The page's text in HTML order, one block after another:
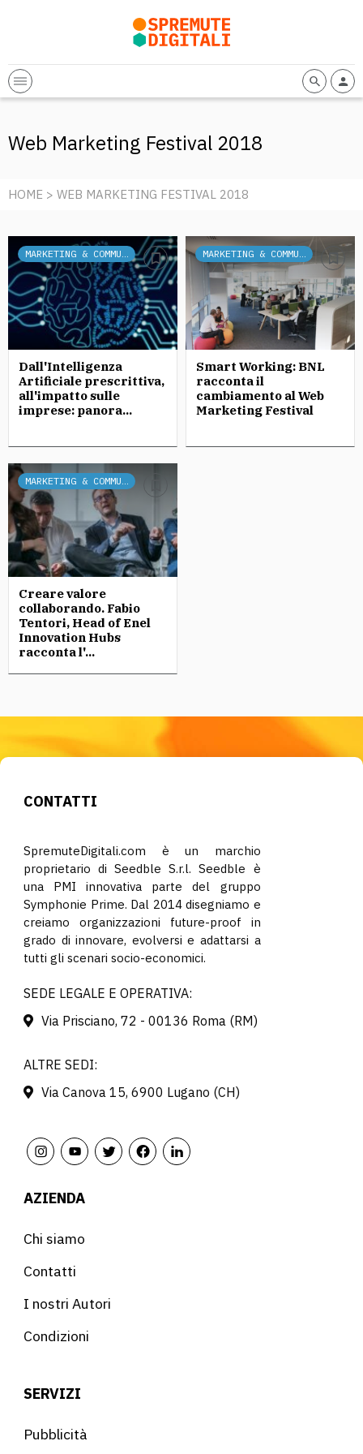
Web Marketing Festival 2018
HOME > WEB MARKETING FESTIVAL 2018
MARKETING & COMMUNICATION
Dall'Intelligenza
Artificiale prescrittiva,
all'impatto sulle
imprese: panora...
MARKETING & COMMUNICATION
Smart Working: BNL
racconta il
cambiamento al Web
Marketing Festival
MARKETING & COMMUNICATION
Creare valore
collaborando. Fabio
Tentori, Head of Enel
Innovation Hubs
racconta l'...
CONTATTI
SpremuteDigitali.com è un marchio
proprietario di Seedble S.r.l. Seedble è
una PMI innovativa parte del gruppo
Symphonie Prime. Dal 2014 disegniamo e
creiamo organizzazioni future-proof in
grado di innovare, evolversi e adattarsi a
tutti gli scenari socio-economici.
SEDE LEGALE E OPERATIVA:
Via Prisciano, 72 - 00136 Roma (RM)
ALTRE SEDI:
Via Canova 15, 6900 Lugano (CH)
AZIENDA
Chi siamo
Contatti
I nostri Autori
Condizioni
SERVIZI
Pubblicità